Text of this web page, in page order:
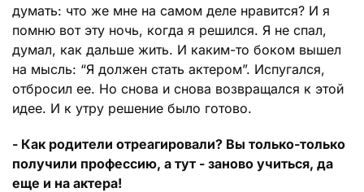
думать: что же мне на самом деле нравится? И я
помню вот эту ночь, когда я решился. Я не спал,
думал, как дальше жить. И каким-то боком вышел
на мысль: “Я должен стать актером”. Испугался,
отбросил ее. Но снова и снова возвращался к этой
идее. И к утру решение было готово.
- Как родители отреагировали? Вы только-только
получили профессию, а тут - заново учиться, да
еще и на актера!